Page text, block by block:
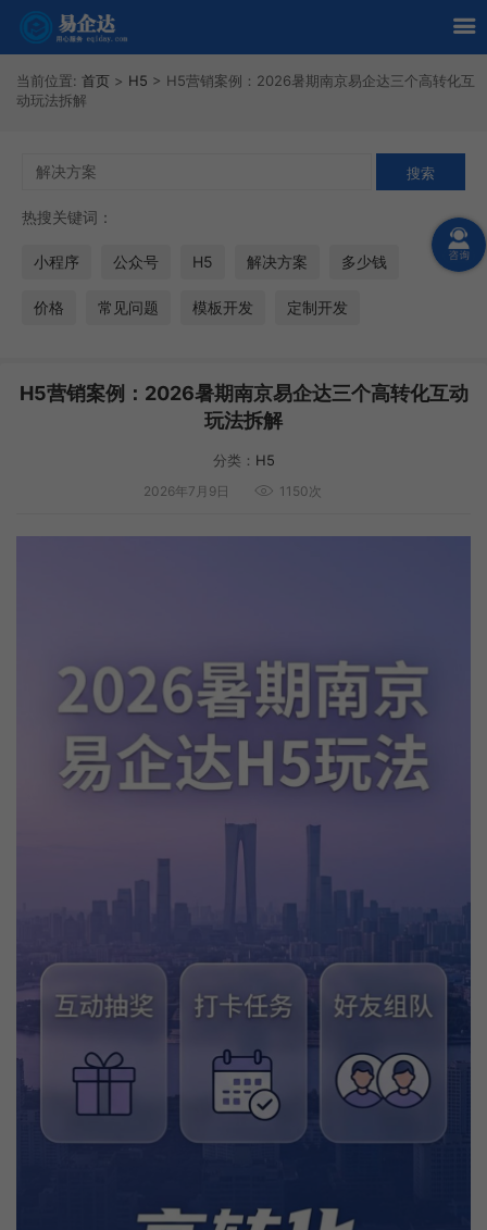
当前位置: 首页 > H5 > H5营销案例：2026暑期南京易企达三个高转化互
动玩法拆解
热搜关键词：
小程序 公众号 H5 解决方案 多少钱
价格 常见问题 模板开发 定制开发
H5营销案例：2026暑期南京易企达三个高转化互动
玩法拆解
分类： H5
2026年7月9日 1150次